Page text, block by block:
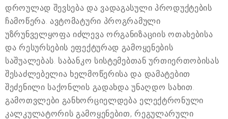
დროულად შევსება და ვადაგასული პროდუქტების
ჩამოწერა. ავტომატური პროგრამული
უზრუნველყოფა იძლევა ორგანიზაციის ოთახებისა
და რესურსების ეფექტურად გამოყენების
საშუალებას. საბანკო სისტემებთან ურთიერთობისას
შესაძლებელია ხელმოწერისა და დამატებით
შეძენილი საქონლის გადახდა უნაღდო სახით.
გამოთვლები განხორციელდება ელექტრონული
კალკულატორის გამოყენებით, რეგულარული